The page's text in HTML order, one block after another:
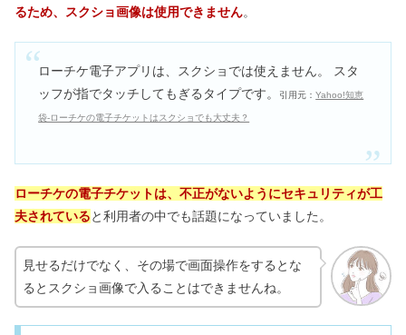
るため、スクショ画像は使用できません。
ローチケ電子アプリは、スクショでは使えません。 スタ
ッフが指でタッチしてもぎるタイプです。
引用元：Yahoo!知恵
袋‐ローチケの電子チケットはスクショでも大丈夫？
ローチケの電子チケットは、不正がないようにセキュリティが工
夫されていると利用者の中でも話題になっていました。
見せるだけでなく、その場で画面操作をするとな
るとスクショ画像で入ることはできませんね。